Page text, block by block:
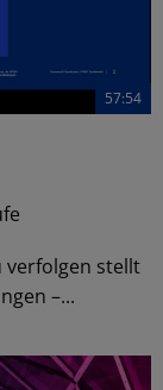
57:54
verfolgen stellt
–...